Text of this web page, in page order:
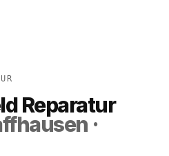
Reparatur
·